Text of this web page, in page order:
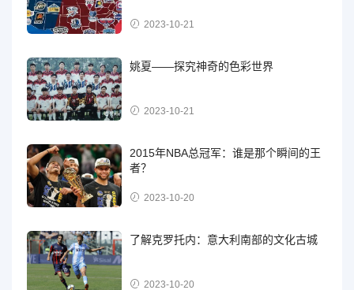
2023-10-21
姚夏——探究神奇的色彩世界
2023-10-21
2015年NBA总冠军：谁是那个瞬间的王
者？
2023-10-20
了解克罗托内：意大利南部的文化古城
2023-10-20